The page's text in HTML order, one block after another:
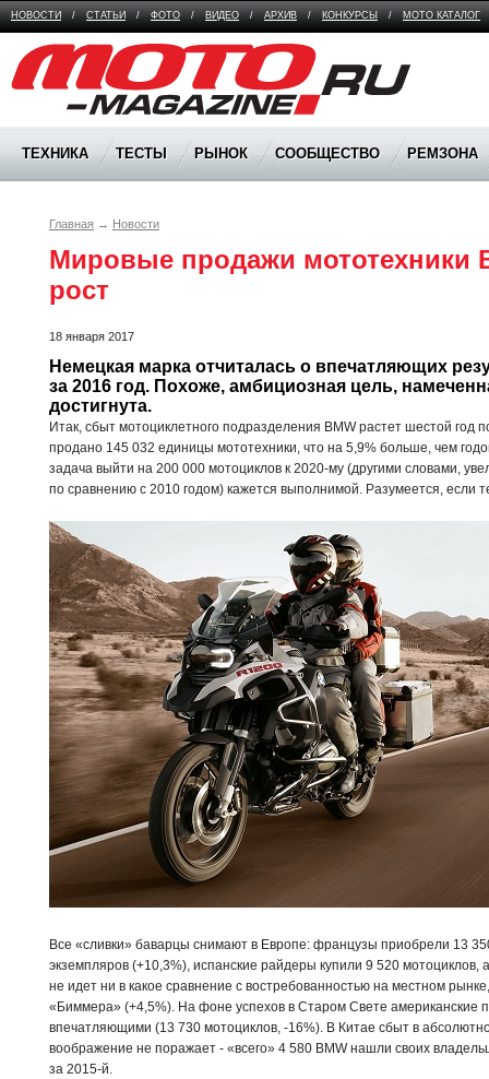
НОВОСТИ / СТАТЬИ / ФОТО / ВИДЕО / АРХИВ / КОНКУРСЫ / МОТО КАТАЛОГ
Moto Magazine
ТЕХНИКА ТЕСТЫ РЫНОК СООБЩЕСТВО РЕМЗОНА
Главная → Новости
Мировые продажи мототехники
рост
18 января 2017
Немецкая марка отчиталась о впечатляющих
за 2016 год. Похоже, амбициозная цель,
достигнута.
Итак, сбыт мотоциклетного подразделения BMW растет шестой год
продано 145 032 единицы мототехники, что на 5,9% больше, чем
задача выйти на 200 000 мотоциклов к 2020-му (другими словами,
по сравнению с 2010 годом) кажется выполнимой. Разумеется, если
Все «сливки» баварцы снимают в Европе: французы приобрели 13
экземпляров (+10,3%), испанские райдеры купили 9 520
не идет ни в какое сравнение с востребованностью на местном
«Биммера» (+4,5%). На фоне успехов в Старом Свете американские
впечатляющими (13 730 мотоциклов, -16%). В Китае сбыт в
воображение не поражает - «всего» 4 580 BMW нашли своих
за 2015-й.